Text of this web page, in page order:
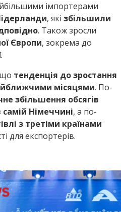
імпортерами
, які збільшили
. Також зросли
Європи, зокрема до
.
тенденція до зростання
місяцями. По-
збільшення обсягів
Німеччині, а по-
з третіми країнами
для експортерів.